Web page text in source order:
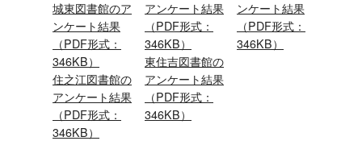
城東図書館のア
ンケート結果
（PDF形式：
346KB）
住之江図書館の
アンケート結果
（PDF形式：
346KB）
アンケート結果
（PDF形式：
346KB）
東住吉図書館の
アンケート結果
（PDF形式：
346KB）
ンケート結果
（PDF形式：
346KB）